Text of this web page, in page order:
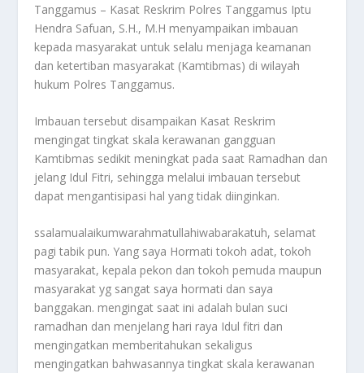
Tanggamus – Kasat Reskrim Polres Tanggamus Iptu
Hendra Safuan, S.H., M.H menyampaikan imbauan
kepada masyarakat untuk selalu menjaga keamanan
dan ketertiban masyarakat (Kamtibmas) di wilayah
hukum Polres Tanggamus.
Imbauan tersebut disampaikan Kasat Reskrim
mengingat tingkat skala kerawanan gangguan
Kamtibmas sedikit meningkat pada saat Ramadhan dan
jelang Idul Fitri, sehingga melalui imbauan tersebut
dapat mengantisipasi hal yang tidak diinginkan.
ssalamualaikumwarahmatullahiwabarakatuh, selamat
pagi tabik pun. Yang saya Hormati tokoh adat, tokoh
masyarakat, kepala pekon dan tokoh pemuda maupun
masyarakat yg sangat saya hormati dan saya
banggakan. mengingat saat ini adalah bulan suci
ramadhan dan menjelang hari raya Idul fitri dan
mengingatkan memberitahukan sekaligus
mengingatkan bahwasannya tingkat skala kerawanan